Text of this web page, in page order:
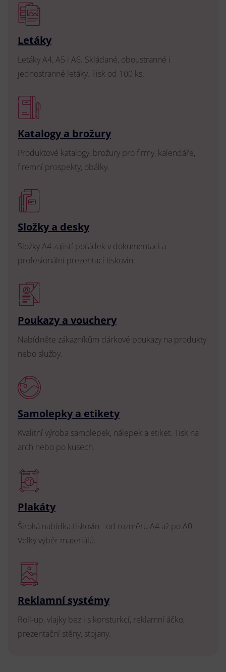
Letáky
Letáky A4, A5 i A6. Skládané, oboustranné i
jednostranné letáky. Tisk od 100 ks.
Katalogy a brožury
Produktové katalogy, brožury pro firmy, kalendáře,
firemní prospekty, obálky.
Složky a desky
Složky A4 zajistí pořádek v dokumentaci a
profesionální prezentaci tiskovin.
Poukazy a vouchery
Nabídněte zákazníkům dárkové poukazy na produkty
nebo služby.
Samolepky a etikety
Kvalitní výroba samolepek, nálepek a etiket. Tisk na
arch nebo po kusech.
Plakáty
Široká nabídka tiskovin - od rozměru A4 až po A0.
Velký výběr materiálů.
Reklamní systémy
Roll-up, vlajky bez i s konsturkcí, reklamní áčko,
prezentační stěny, stojany.